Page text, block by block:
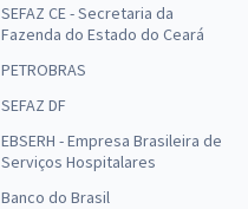
SEFAZ CE - Secretaria da
Fazenda do Estado do Ceará
PETROBRAS
SEFAZ DF
EBSERH - Empresa Brasileira de
Serviços Hospitalares
Banco do Brasil